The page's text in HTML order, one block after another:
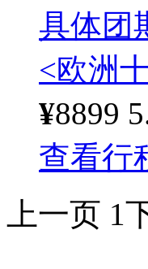
具体团
<欧洲
¥8899
查看行
上一页 1